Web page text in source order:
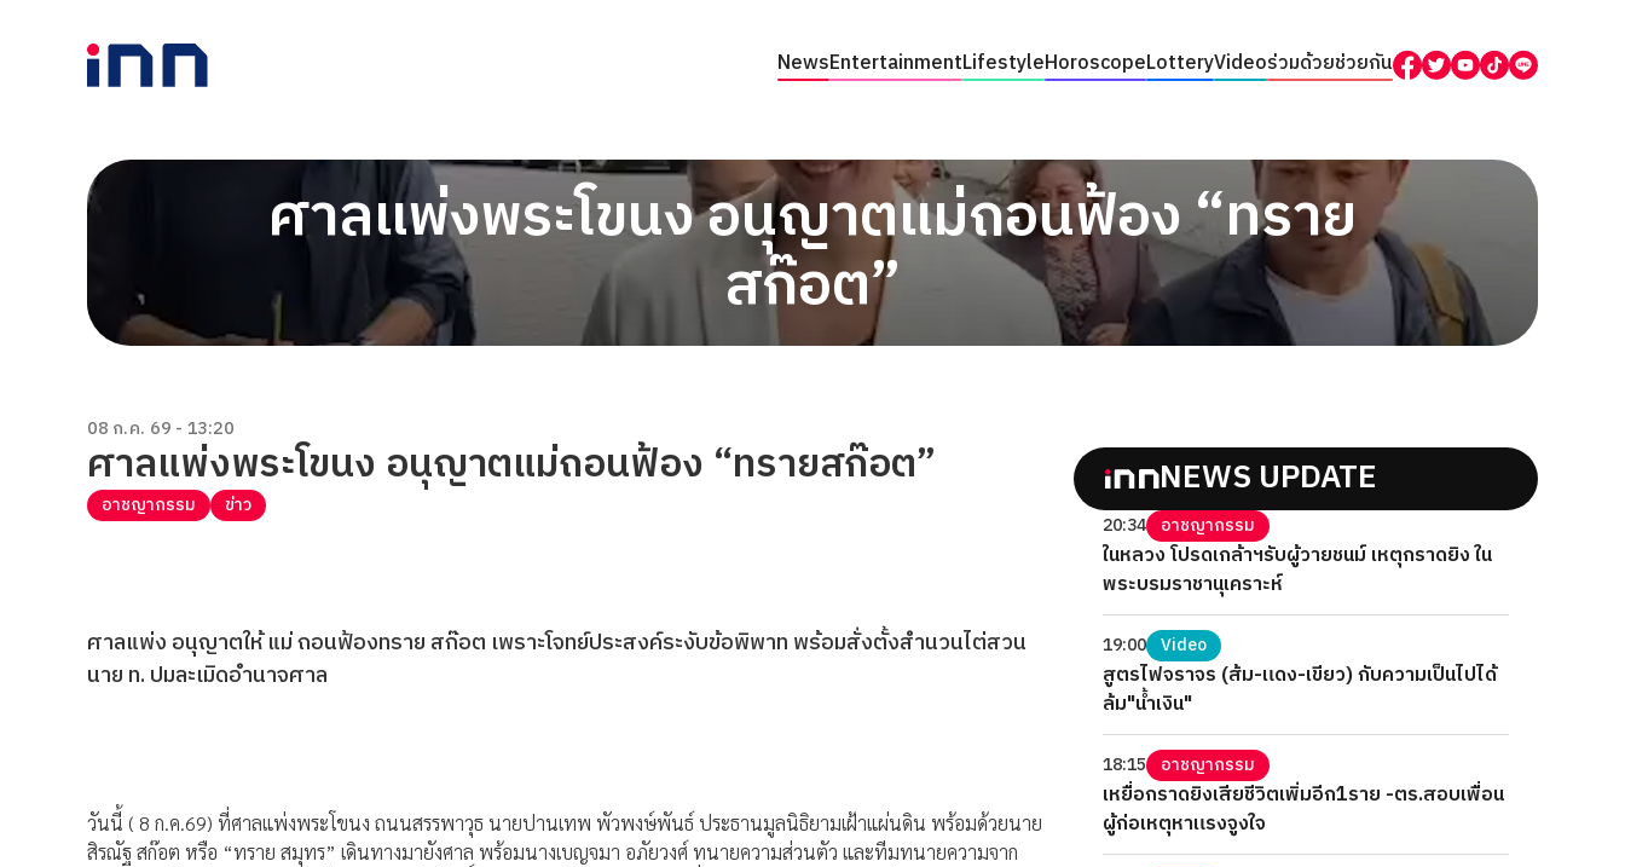
NewsEntertainmentLifestyleHoroscopeLotteryVideoร่วมด้วยช่วยกัน
ศาลแพ่งพระโขนง อนุญาตแม่ถอนฟ้อง “ทราย
สก๊อต”
08 ก.ค. 69 - 13:20
ศาลแพ่งพระโขนง อนุญาตแม่ถอนฟ้อง “ทรายสก๊อต”
อาชญากรรม ข่าว
ศาลแพ่ง อนุญาตให้ แม่ ถอนฟ้องทราย สก๊อต เพราะโจทย์ประสงค์ระงับข้อพิพาท พร้อมสั่งตั้งสำนวนไต่สวน
นาย ท. ปมละเมิดอำนาจศาล
วันนี้ ( 8 ก.ค.69) ที่ศาลแพ่งพระโขนง ถนนสรรพาวุธ นายปานเทพ พัวพงษ์พันธ์ ประธานมูลนิธิยามเฝ้าแผ่นดิน พร้อมด้วยนาย
สิรณัฐ สก๊อต หรือ “ทราย สมุทร” เดินทางมายังศาล พร้อมนางเบญจมา อภัยวงศ์ ทนายความส่วนตัว และทีมทนายความจาก
NEWS UPDATE
20:34 อาชญากรรม
ในหลวง โปรดเกล้าฯรับผู้วายชนม์ เหตุกราดยิง ใน
พระบรมราชานุเคราะห์
19:00 Video
สูตรไฟจราจร (ส้ม-แดง-เขียว) กับความเป็นไปได้
ล้ม"น้ำเงิน"
18:15 อาชญากรรม
เหยื่อกราดยิงเสียชีวิตเพิ่มอีก1ราย -ตร.สอบเพื่อน
ผู้ก่อเหตุหาแรงจูงใจ